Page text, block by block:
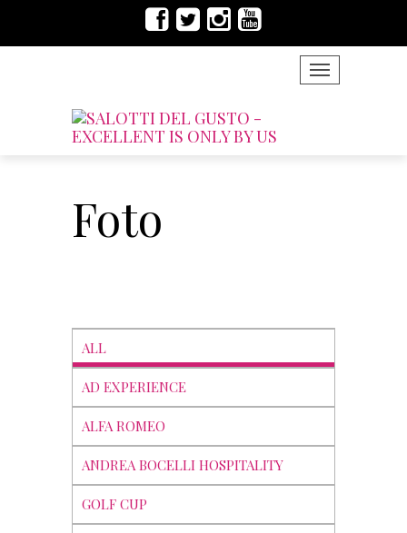
TOGGLE
Foto
ALL
AD EXPERIENCE
ALFA ROMEO
ANDREA BOCELLI HOSPITALITY
GOLF CUP